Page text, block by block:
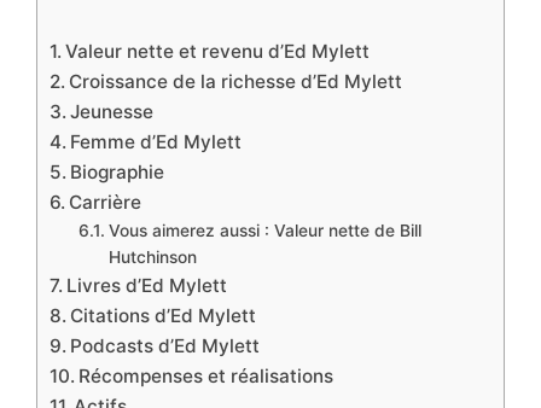
Valeur nette et revenu d’Ed Mylett
Croissance de la richesse d’Ed Mylett
Jeunesse
Femme d’Ed Mylett
Biographie
Carrière
Vous aimerez aussi : Valeur nette de Bill
Hutchinson
Livres d’Ed Mylett
Citations d’Ed Mylett
Podcasts d’Ed Mylett
Récompenses et réalisations